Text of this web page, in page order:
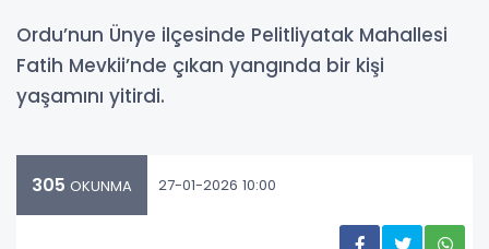
Ordu’nun Ünye ilçesinde Pelitliyatak Mahallesi
Fatih Mevkii’nde çıkan yangında bir kişi
yaşamını yitirdi.
305 OKUNMA 27-01-2026 10:00